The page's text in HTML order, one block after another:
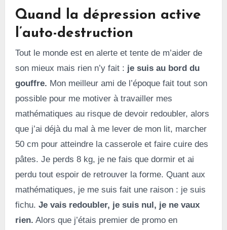
Quand la dépression active
l’auto-destruction
Tout le monde est en alerte et tente de m’aider de
son mieux mais rien n’y fait : je suis au bord du
gouffre. Mon meilleur ami de l’époque fait tout son
possible pour me motiver à travailler mes
mathématiques au risque de devoir redoubler, alors
que j’ai déjà du mal à me lever de mon lit, marcher
50 cm pour atteindre la casserole et faire cuire des
pâtes. Je perds 8 kg, je ne fais que dormir et ai
perdu tout espoir de retrouver la forme. Quant aux
mathématiques, je me suis fait une raison : je suis
fichu. Je vais redoubler, je suis nul, je ne vaux
rien. Alors que j’étais premier de promo en